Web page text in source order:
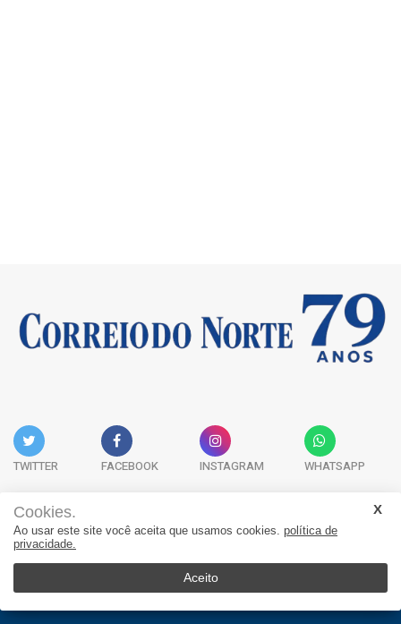
TWITTER FACEBOOK INSTAGRAM WHATSAPP
Acervo Digital Fale Conosco Quem Somos
Cookies.
Ao usar este site você aceita que usamos cookies. política de
privacidade.
Aceito